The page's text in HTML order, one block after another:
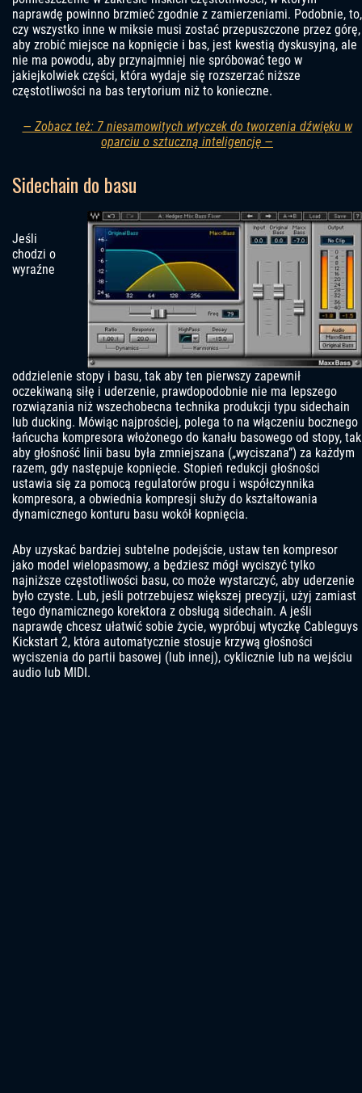
naprawdę powinno brzmieć zgodnie z zamierzeniami. Podobnie, to,
czy wszystko inne w miksie musi zostać przepuszczone przez górę,
aby zrobić miejsce na kopnięcie i bas, jest kwestią dyskusyjną, ale
nie ma powodu, aby przynajmniej nie spróbować tego w
jakiejkolwiek części, która wydaje się rozszerzać niższe
częstotliwości na bas terytorium niż to konieczne.
— Zobacz też: 7 niesamowitych wtyczek do tworzenia dźwięku w
oparciu o sztuczną inteligencję —
Sidechain do basu
Jeśli
chodzi o
wyraźne
oddzielenie stopy i basu, tak aby ten pierwszy zapewnił
oczekiwaną siłę i uderzenie, prawdopodobnie nie ma lepszego
rozwiązania niż wszechobecna technika produkcji typu sidechain
lub ducking. Mówiąc najprościej, polega to na włączeniu bocznego
łańcucha kompresora włożonego do kanału basowego od stopy, tak
aby głośność linii basu była zmniejszana („wyciszana”) za każdym
razem, gdy następuje kopnięcie. Stopień redukcji głośności
ustawia się za pomocą regulatorów progu i współczynnika
kompresora, a obwiednia kompresji służy do kształtowania
dynamicznego konturu basu wokół kopnięcia.
Aby uzyskać bardziej subtelne podejście, ustaw ten kompresor
jako model wielopasmowy, a będziesz mógł wyciszyć tylko
najniższe częstotliwości basu, co może wystarczyć, aby uderzenie
było czyste. Lub, jeśli potrzebujesz większej precyzji, użyj zamiast
tego dynamicznego korektora z obsługą sidechain. A jeśli
naprawdę chcesz ułatwić sobie życie, wypróbuj wtyczkę Cableguys
Kickstart 2, która automatycznie stosuje krzywą głośności
wyciszenia do partii basowej (lub innej), cyklicznie lub na wejściu
audio lub MIDI.